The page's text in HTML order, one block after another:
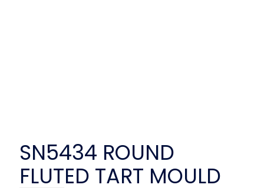
SN5434 ROUND
FLUTED TART MOULD